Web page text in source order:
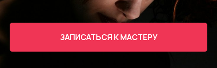
ЗАПИСАТЬСЯ К МАСТЕРУ